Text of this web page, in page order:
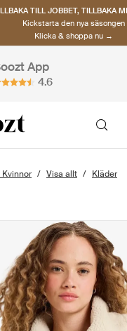
TILL JOBBET, TILLBAKA
Kickstarta den nya säsongen
Klicka & shoppa nu →
App
4.6
Visa allt Kläder